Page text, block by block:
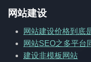
网站建设
网站建设价格到底
网站SEO之多平台
建设非模板网站